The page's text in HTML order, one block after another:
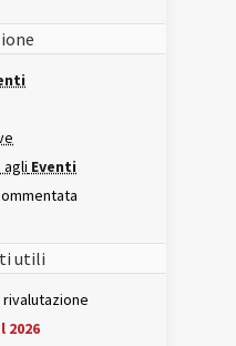
agli Eventi
utili
2026